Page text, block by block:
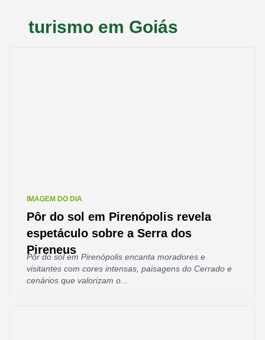
turismo em Goiás
IMAGEM DO DIA
Pôr do sol em Pirenópolis revela
espetáculo sobre a Serra dos
Pireneus
Pôr do sol em Pirenópolis encanta moradores e
visitantes com cores intensas, paisagens do Cerrado e
cenários que valorizam o...